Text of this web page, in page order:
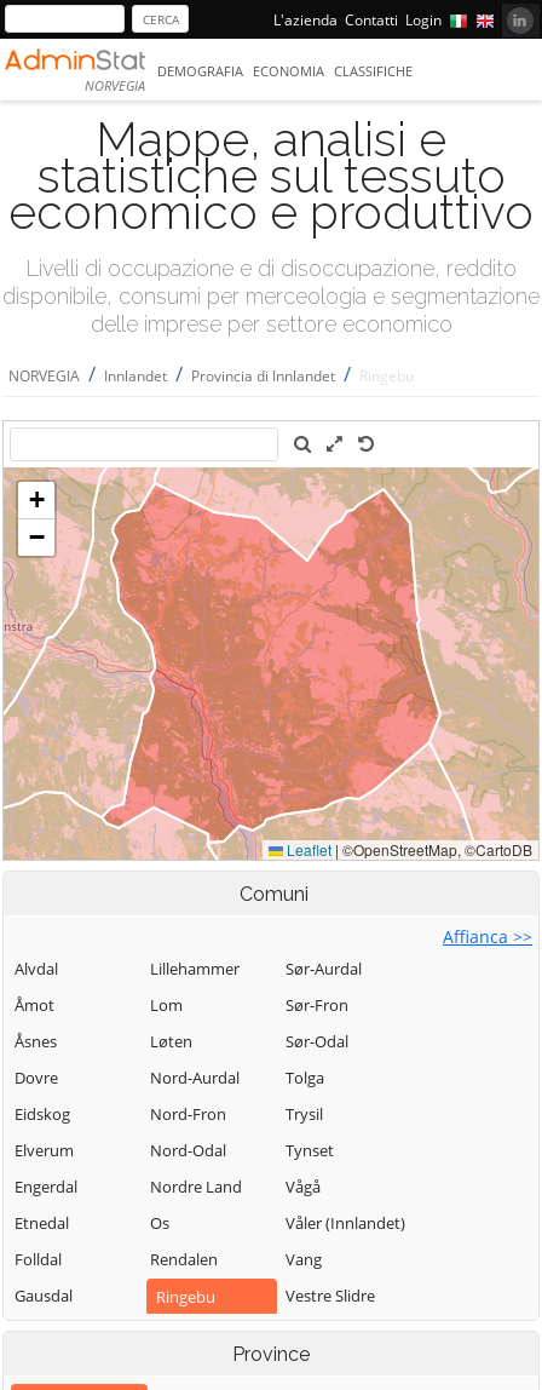
L'azienda Contatti Login
NORVEGIA
DEMOGRAFIA ECONOMIA CLASSIFICHE
Mappe, analisi e
statistiche sul tessuto
economico e produttivo
Livelli di occupazione e di disoccupazione, reddito
disponibile, consumi per merceologia e segmentazione
delle imprese per settore economico
NORVEGIA / Innlandet / Provincia di Innlandet / Ringebu
Comuni
Affianca >>
Alvdal
Åmot
Åsnes
Dovre
Eidskog
Elverum
Engerdal
Etnedal
Folldal
Gausdal
Gjøvik
Lillehammer
Lom
Løten
Nord-Aurdal
Nord-Fron
Nord-Odal
Nordre Land
Os
Rendalen
Ringebu
Ringsaker
Sør-Aurdal
Sør-Fron
Sør-Odal
Tolga
Trysil
Tynset
Vågå
Våler (Innlandet)
Vang
Vestre Slidre
Vestre Toten
Østre Toten
Province